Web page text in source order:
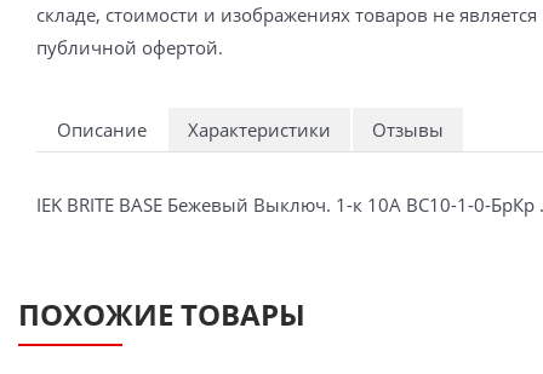
складе, стоимости и изображениях товаров не является
публичной офертой.
Описание Характеристики Отзывы
IEK BRITE BASE Бежевый Выключ. 1-к 10А ВС10-1-0-
ПОХОЖИЕ ТОВАРЫ